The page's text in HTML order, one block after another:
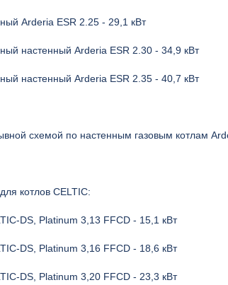
Arderia ESR 2.25 - 29,1 кВт
настенный Arderia ESR 2.30 - 34,9 кВт
настенный Arderia ESR 2.35 - 40,7 кВт
схемой по настенным газовым котлам
котлов CELTIC:
DS, Platinum 3,13 FFCD - 15,1 кВт
DS, Platinum 3,16 FFCD - 18,6 кВт
DS, Platinum 3,20 FFCD - 23,3 кВт